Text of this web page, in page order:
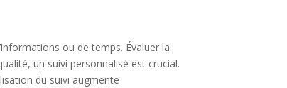
ou de temps. Évaluer la
un suivi personnalisé est crucial.
du suivi augmente